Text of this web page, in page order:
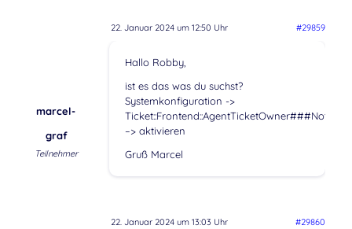
22. Januar 2024 um 12:50 Uhr #29859
marcel-
graf
Teilnehmer
Hallo Robby,
ist es das was du suchst?
Systemkonfiguration ->
–> aktivieren
Gruß Marcel
22. Januar 2024 um 13:03 Uhr #29860